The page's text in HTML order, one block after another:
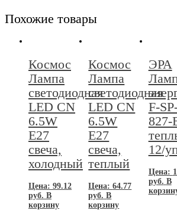
Похожие товары
Космос
Лампа
светодиодная
LED CN
6.5W
E27
свеча,
холодный
Цена: 99.12
руб. В
корзину
Космос
Лампа
светодиодная
LED CN
6.5W
E27
свеча,
теплый
Цена:64.77
руб. В
корзину
ЭРА
F-
827-
12/
Цена:
руб. В